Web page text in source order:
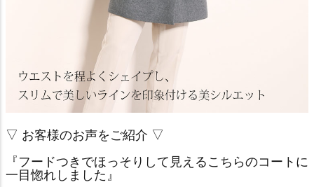
▽ お客様のお声をご紹介 ▽
『フードつきでほっそりして見えるこちらのコートに
一目惚れしました』